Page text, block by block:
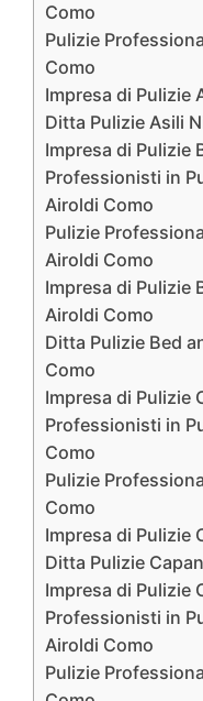
Como
Pulizie
Como
Impresa di Pulizie
Ditta Pulizie Asili
Impresa di Pulizie
Professionisti in
Airoldi Como
Pulizie
Airoldi Como
Impresa di Pulizie
Airoldi Como
Ditta Pulizie Bed
Como
Impresa di Pulizie
Professionisti in
Como
Pulizie
Como
Impresa di Pulizie
Ditta Pulizie
Impresa di Pulizie
Professionisti in
Airoldi Como
Pulizie